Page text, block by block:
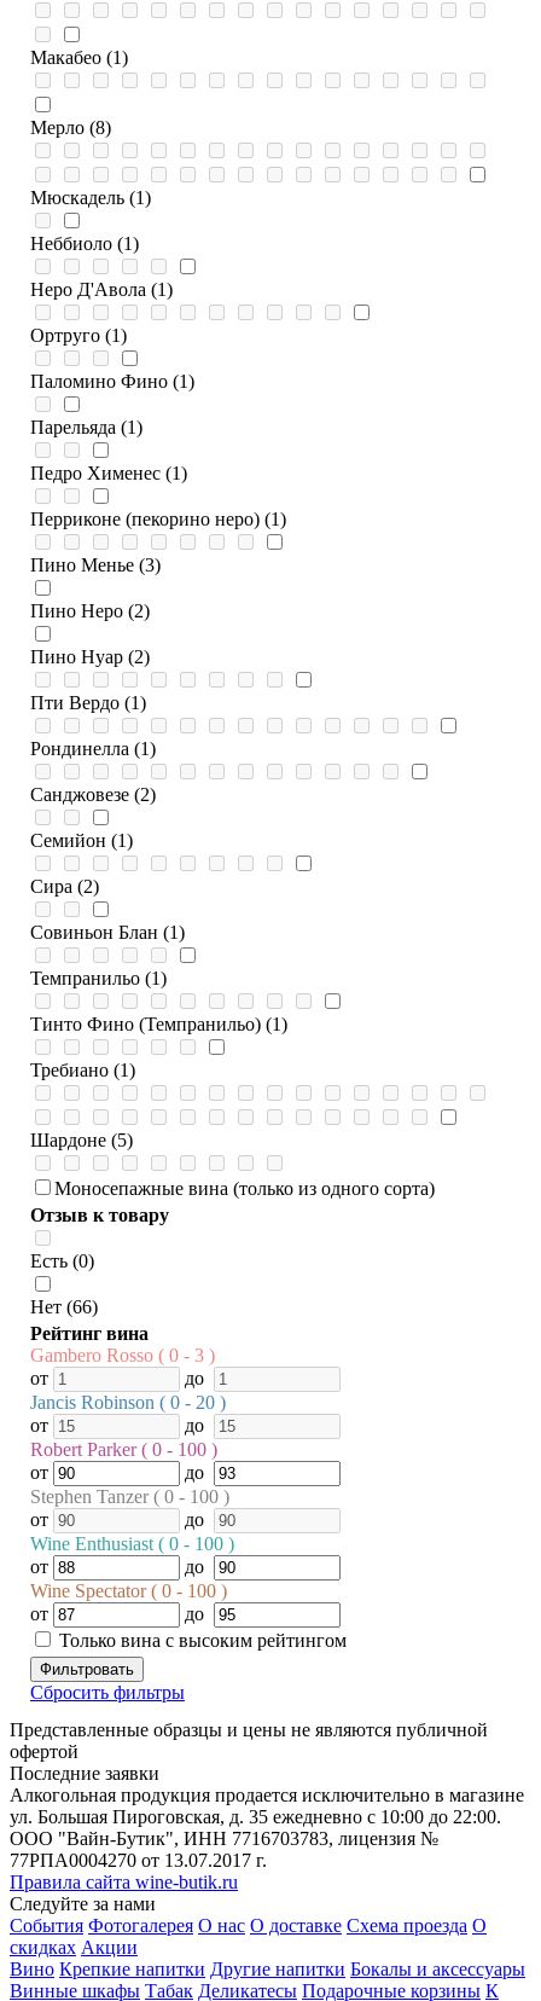
Макабео (1)
Мерло (8)
Мюскадель (1)
Неббиоло (1)
Неро Д'Авола (1)
Ортруго (1)
Паломино Фино (1)
Парельяда (1)
Педро Хименес (1)
Перриконе (пекорино неро) (1)
Пино Менье (3)
Пино Неро (2)
Пино Нуар (2)
Пти Вердо (1)
Рондинелла (1)
Санджовезе (2)
Семийон (1)
Сира (2)
Совиньон Блан (1)
Темпранильо (1)
Тинто Фино (Темпранильо) (1)
Требиано (1)
Шардоне (5)
Моносепажные вина (только из одного сорта)
Отзыв к товару
Есть (0)
Нет (66)
Рейтинг вина
Gambero Rosso ( 0 - 3 )
от
до
Jancis Robinson ( 0 - 20 )
от
до
Robert Parker ( 0 - 100 )
от
до
Stephen Tanzer ( 0 - 100 )
от
до
Wine Enthusiast ( 0 - 100 )
от
до
Wine Spectator ( 0 - 100 )
от
до
Только вина с высоким рейтингом
Фильтровать
Сбросить фильтры
Представленные образцы и цены не являются публичной
офертой
Последние заявки
Алкогольная продукция продается исключительно в магазине
ул. Большая Пироговская, д. 35 ежедневно с 10:00 до 22:00.
ООО "Вайн-Бутик", ИНН 7716703783, лицензия №
77РПА0004270 от 13.07.2017 г.
Правила сайта wine-butik.ru
Следуйте за нами
События Фотогалерея О нас О доставке Схема проезда О
скидках Акции
Вино Крепкие напитки Другие напитки Бокалы и аксессуары
Винные шкафы Табак Деликатесы Подарочные корзины К